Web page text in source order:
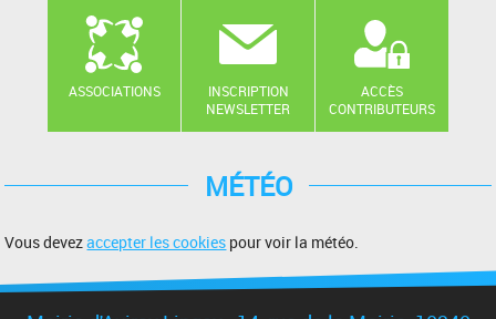
ASSOCIATIONS
INSCRIPTION
NEWSLETTER
ACCÈS
CONTRIBUTEURS
MÉTÉO
Vous devezaccepter les cookies pour voir la météo.